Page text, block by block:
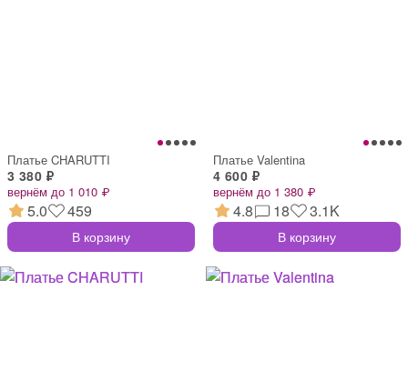
Платье CHARUTTI
3 380 ₽
вернём до 1 010 ₽
5.0 459
В корзину
Платье Valentina
4 600 ₽
вернём до 1 380 ₽
4.8 18 3.1K
В корзину